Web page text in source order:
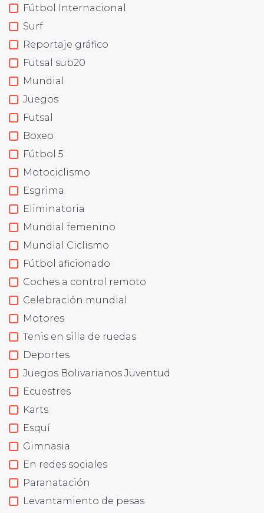
Fútbol Internacional
Surf
Reportaje gráfico
Futsal sub20
Mundial
Juegos
Futsal
Boxeo
Fútbol 5
Motociclismo
Esgrima
Eliminatoria
Mundial femenino
Mundial Ciclismo
Fútbol aficionado
Coches a control remoto
Celebración mundial
Motores
Tenis en silla de ruedas
Deportes
Juegos Bolivarianos Juventud
Ecuestres
Karts
Esquí
Gimnasia
En redes sociales
Paranatación
Levantamiento de pesas